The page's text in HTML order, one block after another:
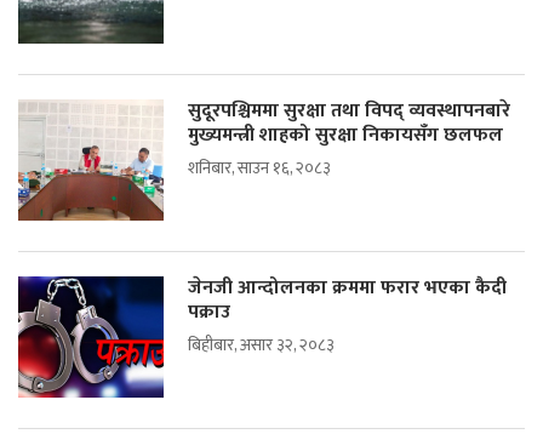
सुदूरपश्चिममा सुरक्षा तथा विपद् व्यवस्थापनबारे
मुख्यमन्त्री शाहको सुरक्षा निकायसँग छलफल
शनिबार, साउन १६, २०८३
जेनजी आन्दोलनका क्रममा फरार भएका कैदी
पक्राउ
बिहीबार, असार ३२, २०८३